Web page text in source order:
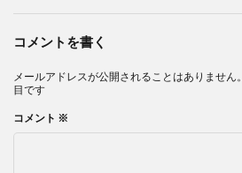
コメントを書く
メールアドレスが公開されることはありません。
目です
コメント ※